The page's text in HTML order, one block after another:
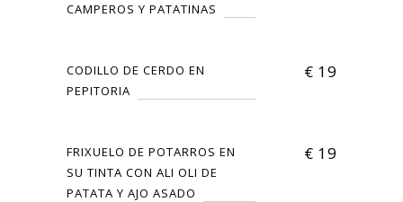
CAMPEROS Y PATATINAS
CODILLO DE CERDO EN
PEPITORIA
€ 19
FRIXUELO DE POTARROS EN
SU TINTA CON ALI OLI DE
PATATA Y AJO ASADO
€ 19